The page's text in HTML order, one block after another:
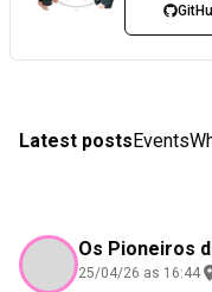
Latest postsEvents
Os Pioneiros
25/04/26 as 16:44